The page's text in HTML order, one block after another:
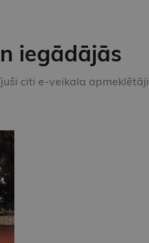
iegādājās
citi e-veikala apmeklētāji